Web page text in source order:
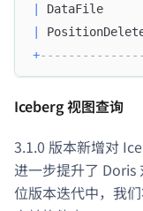
+
Iceberg 视图查询
3.1.0 版本新增对
进一步提升了 Doris
位版本迭代中，我